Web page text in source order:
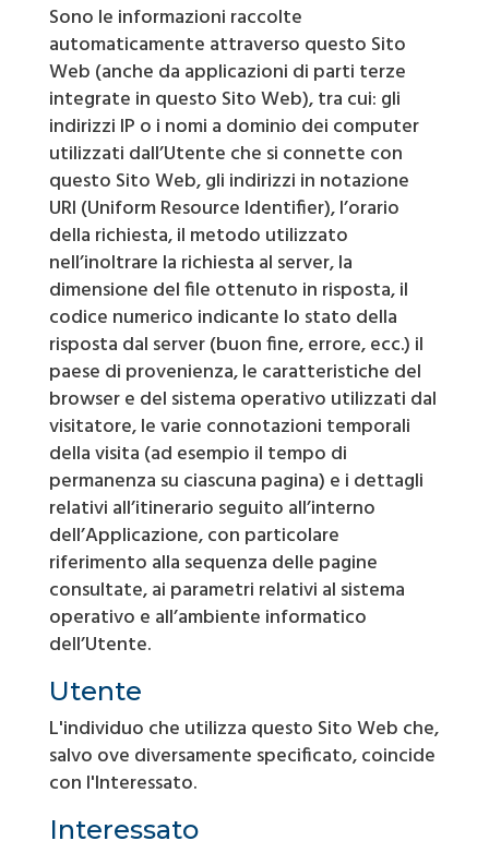
Sono le informazioni raccolte
automaticamente attraverso questo Sito
Web (anche da applicazioni di parti terze
integrate in questo Sito Web), tra cui: gli
indirizzi IP o i nomi a dominio dei computer
utilizzati dall’Utente che si connette con
questo Sito Web, gli indirizzi in notazione
URI (Uniform Resource Identifier), l’orario
della richiesta, il metodo utilizzato
nell’inoltrare la richiesta al server, la
dimensione del file ottenuto in risposta, il
codice numerico indicante lo stato della
risposta dal server (buon fine, errore, ecc.) il
paese di provenienza, le caratteristiche del
browser e del sistema operativo utilizzati dal
visitatore, le varie connotazioni temporali
della visita (ad esempio il tempo di
permanenza su ciascuna pagina) e i dettagli
relativi all’itinerario seguito all’interno
dell’Applicazione, con particolare
riferimento alla sequenza delle pagine
consultate, ai parametri relativi al sistema
operativo e all’ambiente informatico
dell’Utente.
Utente
L'individuo che utilizza questo Sito Web che,
salvo ove diversamente specificato, coincide
con l'Interessato.
Interessato